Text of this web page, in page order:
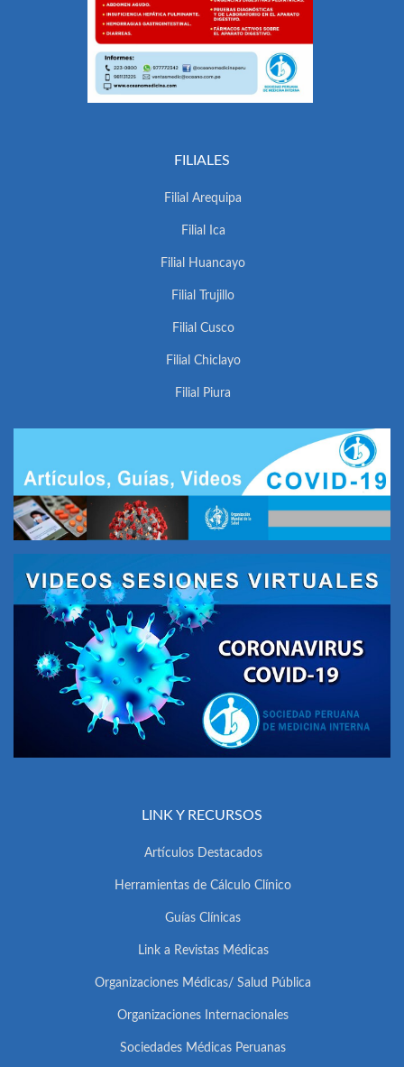
FILIALES
Filial Arequipa
Filial Ica
Filial Huancayo
Filial Trujillo
Filial Cusco
Filial Chiclayo
Filial Piura
LINK Y RECURSOS
Artículos Destacados
Herramientas de Cálculo Clínico
Guías Clínicas
Link a Revistas Médicas
Organizaciones Médicas/ Salud Pública
Organizaciones Internacionales
Sociedades Médicas Peruanas